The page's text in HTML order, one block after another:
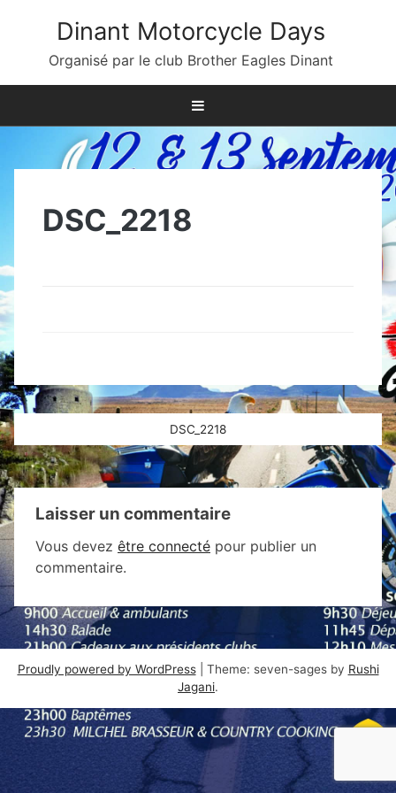
Dinant Motorcycle Days
Organisé par le club Brother Eagles Dinant
DSC_2218
Navigation
de
l’article
DSC_2218
Laisser un commentaire
Vous devez être connecté pour publier un
commentaire.
Proudly powered by WordPress Theme: seven-sages by Rushi
Jagani.